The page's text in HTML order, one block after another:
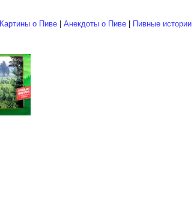
Картины о Пиве Анекдоты о Пиве| Пивные истории|